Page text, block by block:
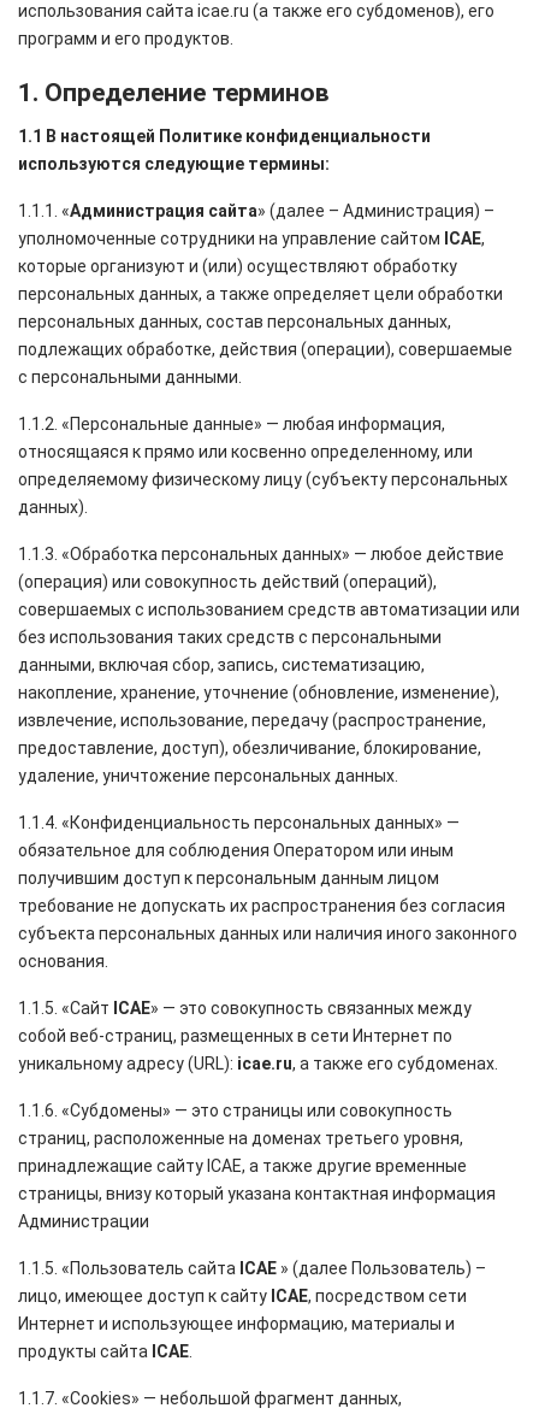
использования сайта icae.ru (а также его субдоменов), его
программ и его продуктов.
1. Определение терминов
1.1 В настоящей Политике конфиденциальности
используются следующие термины:
1.1.1. «Администрация сайта» (далее – Администрация) –
уполномоченные сотрудники на управление сайтом ICAE,
которые организуют и (или) осуществляют обработку
персональных данных, а также определяет цели обработки
персональных данных, состав персональных данных,
подлежащих обработке, действия (операции), совершаемые
с персональными данными.
1.1.2. «Персональные данные» — любая информация,
относящаяся к прямо или косвенно определенному, или
определяемому физическому лицу (субъекту персональных
данных).
1.1.3. «Обработка персональных данных» — любое действие
(операция) или совокупность действий (операций),
совершаемых с использованием средств автоматизации или
без использования таких средств с персональными
данными, включая сбор, запись, систематизацию,
накопление, хранение, уточнение (обновление, изменение),
извлечение, использование, передачу (распространение,
предоставление, доступ), обезличивание, блокирование,
удаление, уничтожение персональных данных.
1.1.4. «Конфиденциальность персональных данных» —
обязательное для соблюдения Оператором или иным
получившим доступ к персональным данным лицом
требование не допускать их распространения без согласия
субъекта персональных данных или наличия иного законного
основания.
1.1.5. «Сайт ICAE» — это совокупность связанных между
собой веб-страниц, размещенных в сети Интернет по
уникальному адресу (URL): icae.ru, а также его субдоменах.
1.1.6. «Субдомены» — это страницы или совокупность
страниц, расположенные на доменах третьего уровня,
принадлежащие сайту ICAE, а также другие временные
страницы, внизу который указана контактная информация
Администрации
1.1.5. «Пользователь сайта ICAE » (далее Пользователь) –
лицо, имеющее доступ к сайту ICAE, посредством сети
Интернет и использующее информацию, материалы и
продукты сайта ICAE
1.1.7. «Cookies» — небольшой фрагмент данных,